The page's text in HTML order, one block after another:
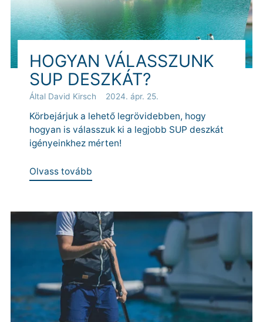
HOGYAN VÁLASSZUNK
SUP DESZKÁT?
Által David Kirsch 2024. ápr. 25.
Körbejárjuk a lehető legrövidebben, hogy
hogyan is válasszuk ki a legjobb SUP deszkát
igényeinkhez mérten!
Olvass tovább